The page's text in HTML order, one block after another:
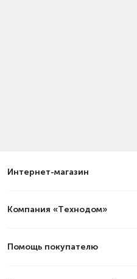
Интернет-магазин
Компания «Технодом»
Помощь покупателю